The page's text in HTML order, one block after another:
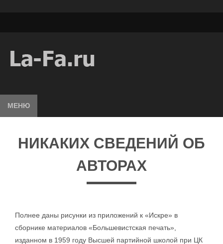
МЕНЮ
НИКАКИХ СВЕДЕНИЙ ОБ
АВТОРАХ
Полнее даны рисунки из приложений к «Искре» в
сборнике материалов «Большевистская печать»,
изданном в 1959 году Высшей партийной школой при ЦК